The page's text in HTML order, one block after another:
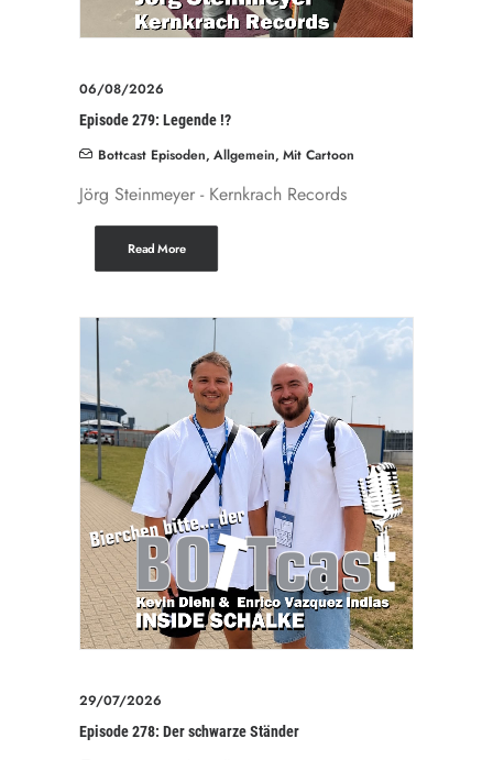
06/08/2026
Episode 279: Legende !?
Bottcast Episoden, Allgemein, Mit Cartoon
Jörg Steinmeyer - Kernkrach Records
Read More
29/07/2026
Episode 278: Der schwarze Ständer